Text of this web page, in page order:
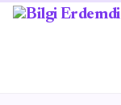
Ruhsal Enerji